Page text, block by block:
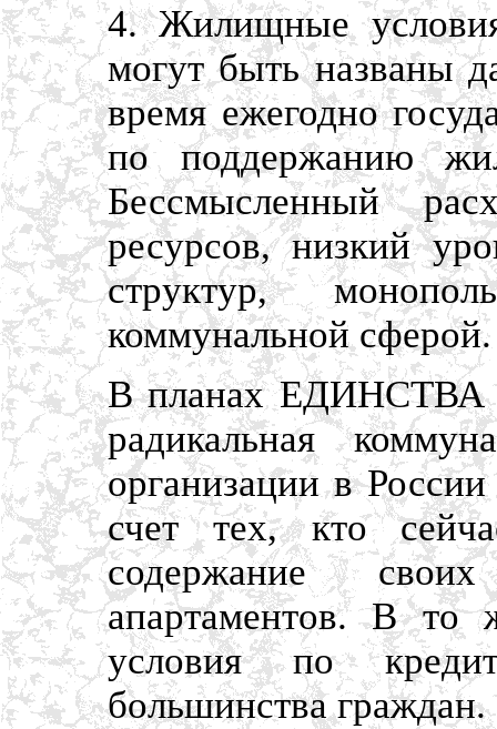
4. Жилищные
могут быть названы
время ежегодно
по поддержанию
Бессмысленный
ресурсов, низкий
структур,
коммунальной сферой.
В планах ЕДИНСТВА
радикальная
организации в
счет тех, кто
содержание
апартаментов. В то
условия по
большинства граждан.